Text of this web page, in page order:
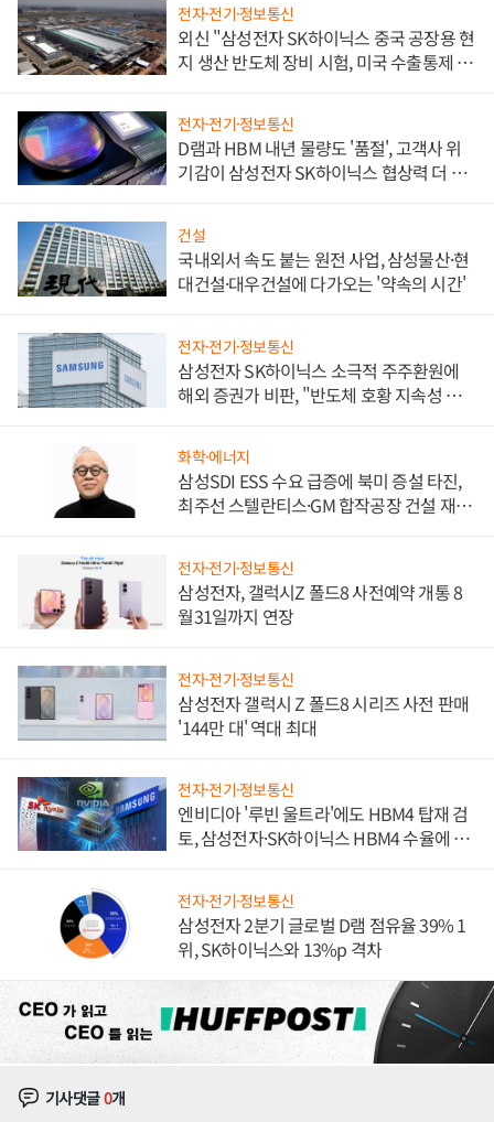
전자·전기·정보통신
외신 "삼성전자 SK하이닉스 중국 공장용 현
지 생산 반도체 장비 시험, 미국 수출통제 대
전자·전기·정보통신
D램과 HBM 내년 물량도 '품절', 고객사 위
기감이 삼성전자 SK하이닉스 협상력 더 키
건설
국내외서 속도 붙는 원전 사업, 삼성물산·현
대건설·대우건설에 다가오는 '약속의 시간'
전자·전기·정보통신
삼성전자 SK하이닉스 소극적 주주환원에
해외 증권가 비판, "반도체 호황 지속성 의
화학·에너지
삼성SDI ESS 수요 급증에 북미 증설 타진,
최주선 스텔란티스·GM 합작공장 건설 재추
전자·전기·정보통신
삼성전자, 갤럭시Z 폴드8 사전예약 개통 8
월31일까지 연장
전자·전기·정보통신
삼성전자 갤럭시 Z 폴드8 시리즈 사전 판매
'144만 대' 역대 최대
전자·전기·정보통신
엔비디아 '루빈 울트라'에도 HBM4 탑재 검
토, 삼성전자·SK하이닉스 HBM4 수율에 주
전자·전기·정보통신
삼성전자 2분기 글로벌 D램 점유율 39% 1
위, SK하이닉스와 13%p 격차
기사댓글0개